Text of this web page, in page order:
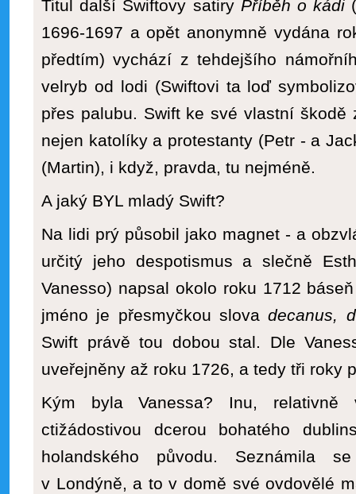
Titul další Swiftovy satiry Příběh o kádi
1696-1697 a opět anonymně vydána
předtím) vychází z tehdejšího
velryb od lodi (Swiftovi ta loď
přes palubu. Swift ke své vlastní škodě
nejen katolíky a protestanty (Petr - a
(Martin), i když, pravda, tu nejméně.
A jaký BYL mladý Swift?
Na lidi prý působil jako magnet - a
určitý jeho despotismus a slečně
Vanesso) napsal okolo roku 1712
jméno je přesmyčkou slovadecanus,
Swift právě tou dobou stal. Dle
uveřejněny až roku 1726, a tedy tři roky
Kým byla Vanessa? Inu, relativně
ctižádostivou dcerou bohatého
holandského původu. Seznámila
v Londýně, a to v domě své ovdovělé